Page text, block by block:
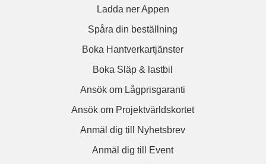
Ladda ner Appen
Spåra din beställning
Boka Hantverkartjänster
Boka Släp & lastbil
Ansök om Lågprisgaranti
Ansök om Projektvärldskortet
Anmäl dig till Nyhetsbrev
Anmäl dig till Event